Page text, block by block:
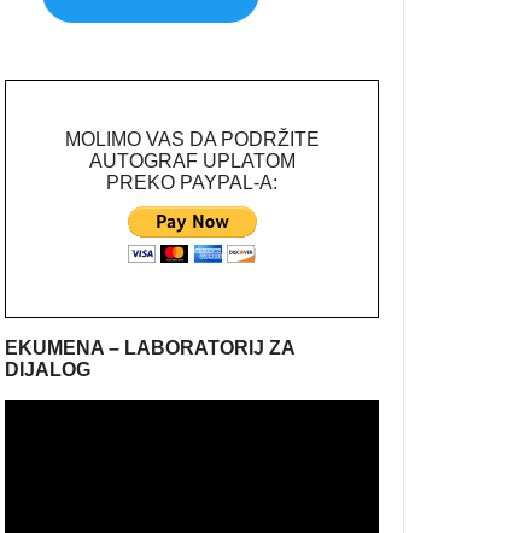
MOLIMO VAS DA PODRŽITE
AUTOGRAF UPLATOM
PREKO PAYPAL-A:
EKUMENA – LABORATORIJ ZA
DIJALOG